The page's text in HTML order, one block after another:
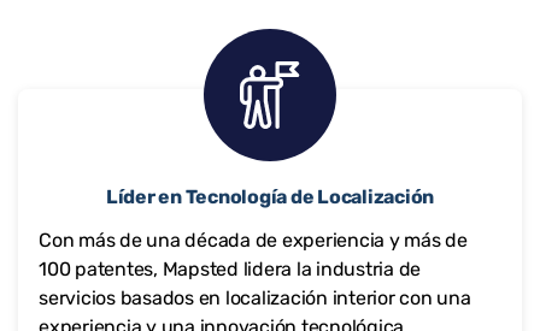
Líder en Tecnología de Localización
Con más de una década de experiencia y más de
100 patentes, Mapsted lidera la industria de
servicios basados en localización interior con una